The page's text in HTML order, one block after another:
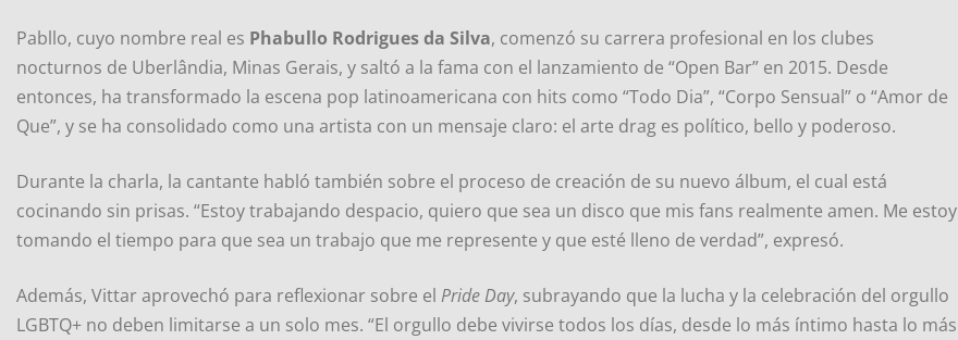
Pabllo, cuyo nombre real es Phabullo Rodrigues da Silva, comenzó su carrera profesional en los clubes
nocturnos de Uberlândia, Minas Gerais, y saltó a la fama con el lanzamiento de “Open Bar” en 2015. Desde
entonces, ha transformado la escena pop latinoamericana con hits como “Todo Dia”, “Corpo Sensual” o “Amor de
Que”, y se ha consolidado como una artista con un mensaje claro: el arte drag es político, bello y poderoso.
Durante la charla, la cantante habló también sobre el proceso de creación de su nuevo álbum, el cual está
cocinando sin prisas. “Estoy trabajando despacio, quiero que sea un disco que mis fans realmente amen. Me estoy
tomando el tiempo para que sea un trabajo que me represente y que esté lleno de verdad”, expresó.
Además, Vittar aprovechó para reflexionar sobre el Pride Day, subrayando que la lucha y la celebración del orgullo
LGBTQ+ no deben limitarse a un solo mes. “El orgullo debe vivirse todos los días, desde lo más íntimo hasta lo más